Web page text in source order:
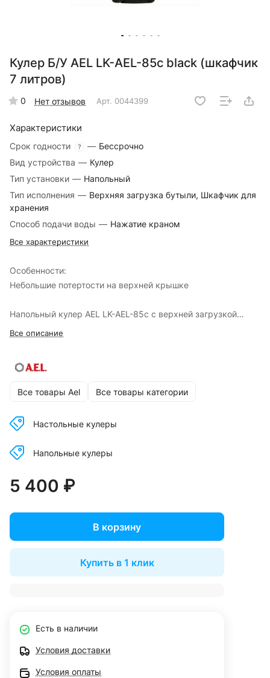
Кулер Б/У AEL LK-AEL-85c black (шкафчик
7 литров)
0 Нет отзывов Арт. 0044399
Характеристики
Срок годности ? — Бессрочно
Вид устройства — Кулер
Тип установки — Напольный
Тип исполнения — Верхняя загрузка бутыли, Шкафчик для
хранения
Способ подачи воды — Нажатие краном
Все характеристики
Особенности:
Небольшие потертости на верхней крышке
Напольный кулер AEL LK-AEL-85c с верхней загрузкой
бутыли и шкафчиком для хранения прекрасно подойдет
Кулеры Б/У обмену и возврату не подлежат!
Все описание
Все товары Ael Все товары категории
Настольные кулеры
Напольные кулеры
5 400 ₽
В корзину
Купить в 1 клик
Есть в наличии
Условия доставки
Условия оплаты